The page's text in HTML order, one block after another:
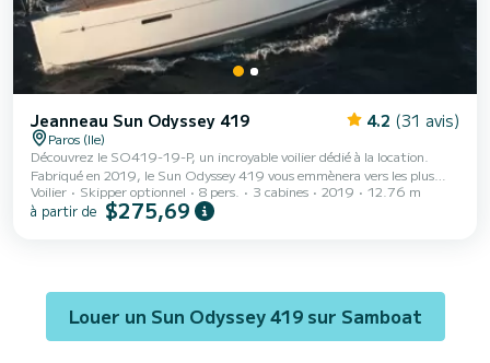
Jeanneau Sun Odyssey 419 4.2 (31 avis)
Paros (Ile)
Découvrez le SO419-19-P, un incroyable voilier dédié à la location.
Fabriqué en 2019, le Sun Odyssey 419 vous emmènera vers les plus
beaux mouillages de Paros (Ile). Le bateau dispose de 3 cabine(s)
entièrement équipée(s) et d'une capacité de 8 personnes. D'une
Voilier Skipper optionnel 8 pers. 3 cabines 2019 12.76 m
à partir de $275,69
Louer un Sun Odyssey 419 sur Samboat